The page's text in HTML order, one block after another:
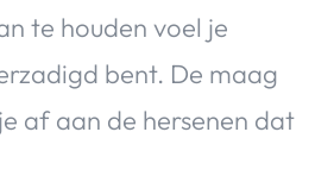
te houden voel je
bent. De maag
af aan de hersenen dat